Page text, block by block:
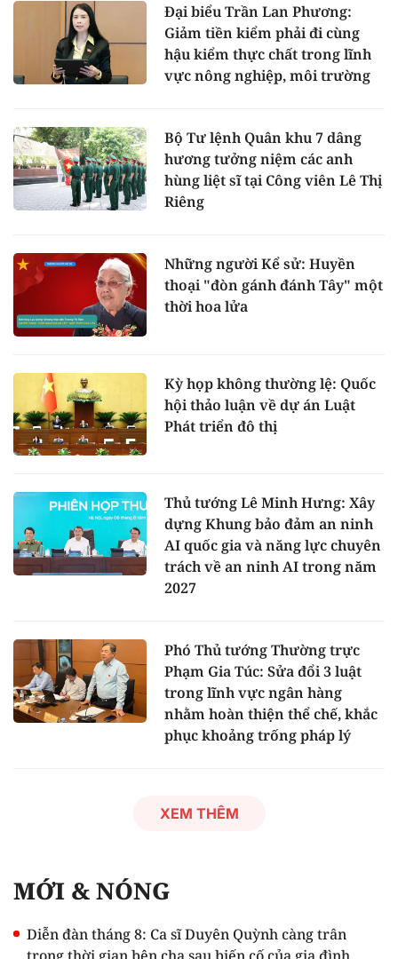
Đại biểu Trần Lan Phương:
Giảm tiền kiểm phải đi cùng
hậu kiểm thực chất trong lĩnh
vực nông nghiệp, môi trường
Bộ Tư lệnh Quân khu 7 dâng
hương tưởng niệm các anh
hùng liệt sĩ tại Công viên Lê Thị
Riêng
Những người Kể sử: Huyền
thoại "đòn gánh đánh Tây" một
thời hoa lửa
Kỳ họp không thường lệ: Quốc
hội thảo luận về dự án Luật
Phát triển đô thị
Thủ tướng Lê Minh Hưng: Xây
dựng Khung bảo đảm an ninh
AI quốc gia và năng lực chuyên
trách về an ninh AI trong năm
2027
Phó Thủ tướng Thường trực
Phạm Gia Túc: Sửa đổi 3 luật
trong lĩnh vực ngân hàng
nhằm hoàn thiện thể chế, khắc
phục khoảng trống pháp lý
XEM THÊM
MỚI & NÓNG
Diễn đàn tháng 8: Ca sĩ Duyên Quỳnh càng trân